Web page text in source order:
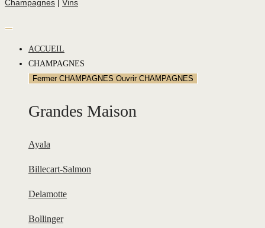
Champagnes | Vins
ACCUEIL
CHAMPAGNES
Fermer CHAMPAGNES Ouvrir CHAMPAGNES
Grandes Maison
Ayala
Billecart-Salmon
Delamotte
Bollinger